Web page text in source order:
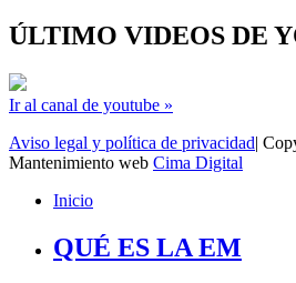
ÚLTIMO VIDEOS DE
Ir al canal de youtube »
Aviso legal y política de privacidad|
Mantenimiento web Cima Digital
Inicio
QUÉ ES LA EM